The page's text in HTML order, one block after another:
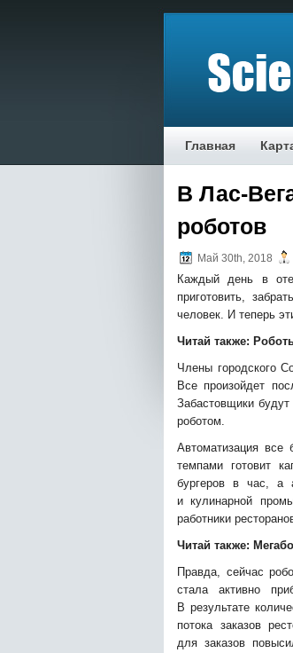
Главная
В Лас-
роботов
Май 30th, 2018
Каждый день в
приготовить,
человек. И теперь
Читай также:
Члены городского
Все произойдет
Забастовщики
роботом.
Автоматизация все
темпами готовит
бургеров в час, а
и кулинарной
работники
Читай также:
Правда, сейчас
стала активно
В результате
потока заказов
для заказов